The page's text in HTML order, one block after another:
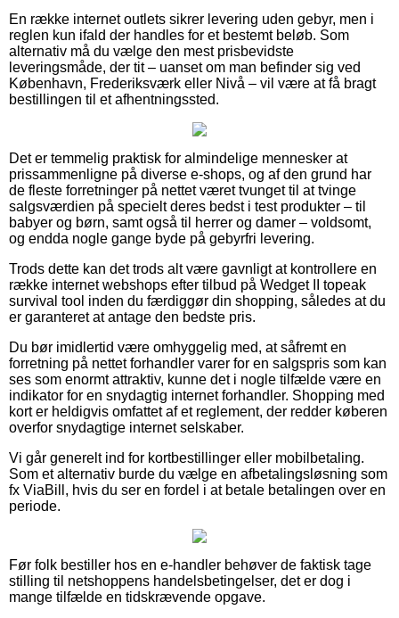
En række internet outlets sikrer levering uden gebyr, men i
reglen kun ifald der handles for et bestemt beløb. Som
alternativ må du vælge den mest prisbevidste
leveringsmåde, der tit – uanset om man befinder sig ved
København, Frederiksværk eller Nivå – vil være at få bragt
bestillingen til et afhentningssted.
Det er temmelig praktisk for almindelige mennesker at
prissammenligne på diverse e-shops, og af den grund har
de fleste forretninger på nettet været tvunget til at tvinge
salgsværdien på specielt deres bedst i test produkter – til
babyer og børn, samt også til herrer og damer – voldsomt,
og endda nogle gange byde på gebyrfri levering.
Trods dette kan det trods alt være gavnligt at kontrollere en
række internet webshops efter tilbud på Wedget II topeak
survival tool inden du færdiggør din shopping, således at du
er garanteret at antage den bedste pris.
Du bør imidlertid være omhyggelig med, at såfremt en
forretning på nettet forhandler varer for en salgspris som kan
ses som enormt attraktiv, kunne det i nogle tilfælde være en
indikator for en snydagtig internet forhandler. Shopping med
kort er heldigvis omfattet af et reglement, der redder køberen
overfor snydagtige internet selskaber.
Vi går generelt ind for kortbestillinger eller mobilbetaling.
Som et alternativ burde du vælge en afbetalingsløsning som
fx ViaBill, hvis du ser en fordel i at betale betalingen over en
periode.
Før folk bestiller hos en e-handler behøver de faktisk tage
stilling til netshoppens handelsbetingelser, det er dog i
mange tilfælde en tidskrævende opgave.